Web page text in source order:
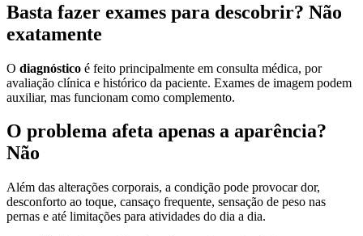
Basta fazer exames para descobrir? Não
exatamente
O diagnóstico é feito principalmente em consulta médica, por
avaliação clínica e histórico da paciente. Exames de imagem podem
auxiliar, mas funcionam como complemento.
O problema afeta apenas a aparência?
Não
Além das alterações corporais, a condição pode provocar dor,
desconforto ao toque, cansaço frequente, sensação de peso nas
pernas e até limitações para atividades do dia a dia.